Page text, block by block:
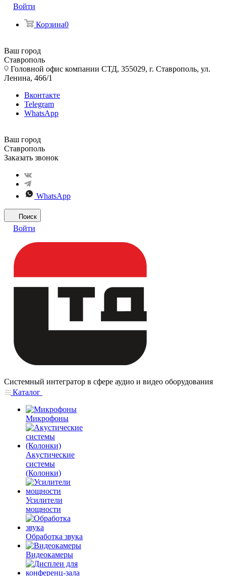
Войти
Корзина0
Ваш город
Ставрополь
Головной офис компании СТД, 355029, г. Ставрополь, ул.
Ленина, 466/1
Вконтакте
Telegram
WhatsApp
Ваш город
Ставрополь
Заказать звонок
WhatsApp
Поиск
Войти
Системный интегратор в сфере аудио и видео оборудования
Каталог
Микрофоны
Акустические
системы
(Колонки)
Усилители
мощности
Обработка звука
Видеокамеры